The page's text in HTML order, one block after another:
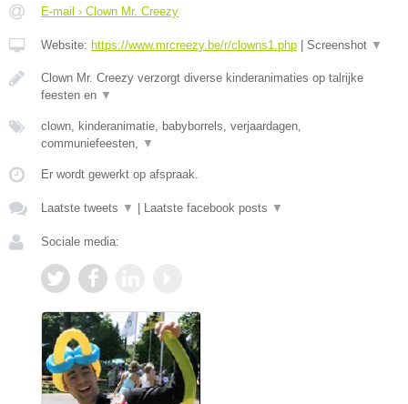
E-mail › Clown Mr. Creezy
Website: https://www.mrcreezy.be/r/clowns1.php Screenshot ▼
Clown Mr. Creezy verzorgt diverse kinderanimaties op talrijke
feesten en ▼
clown, kinderanimatie, babyborrels, verjaardagen,
communiefeesten, ▼
Er wordt gewerkt op afspraak.
Laatste tweets ▼ Laatste facebook posts ▼
Sociale media: